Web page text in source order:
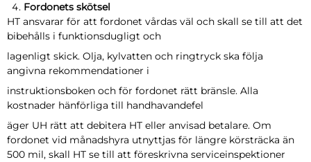
Fordonets skötsel
HT ansvarar för att fordonet vårdas väl och skall se till att det
bibehålls i funktionsdugligt och
lagenligt skick. Olja, kylvatten och ringtryck ska följa
angivna rekommendationer i
instruktionsboken och för fordonet rätt bränsle. Alla
kostnader hänförliga till handhavandefel
äger UH rätt att debitera HT eller anvisad betalare. Om
fordonet vid månadshyra utnyttjas för längre körsträcka än
500 mil, skall HT se till att föreskrivna serviceinspektioner